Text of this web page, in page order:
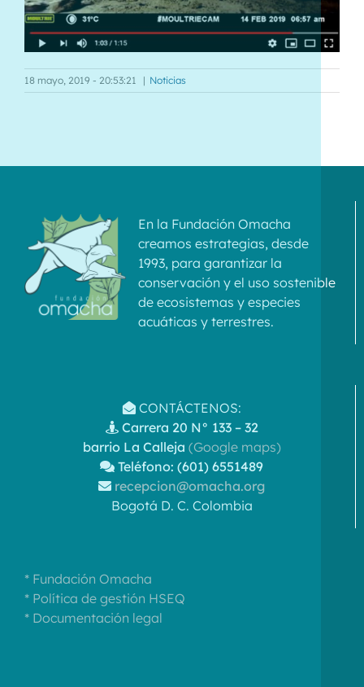
18 mayo, 2019 - 20:53:21 | Noticias
En la Fundación Omacha
creamos estrategias, desde
1993, para garantizar la
conservación y el uso sostenible
de ecosistemas y especies
acuáticas y terrestres.
CONTÁCTENOS:
Carrera 20 N° 133 – 32
barrio La Calleja (Google maps)
Teléfono: (601) 6551489
recepcion@omacha.org
Bogotá D. C. Colombia
* Fundación Omacha
* Política de gestión HSEQ
* Documentación legal